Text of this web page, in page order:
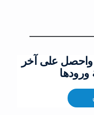
واحصل على آخر